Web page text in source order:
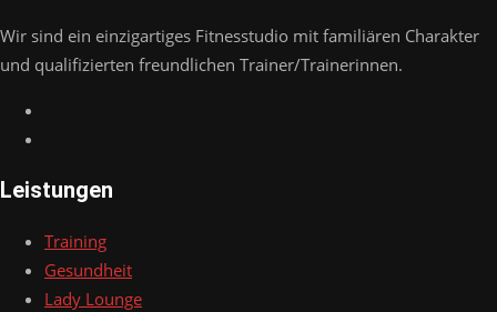
Wir sind ein einzigartiges Fitnesstudio mit familiären Charakter
und qualifizierten freundlichen Trainer/Trainerinnen.
Leistungen
Training
Gesundheit
Lady Lounge